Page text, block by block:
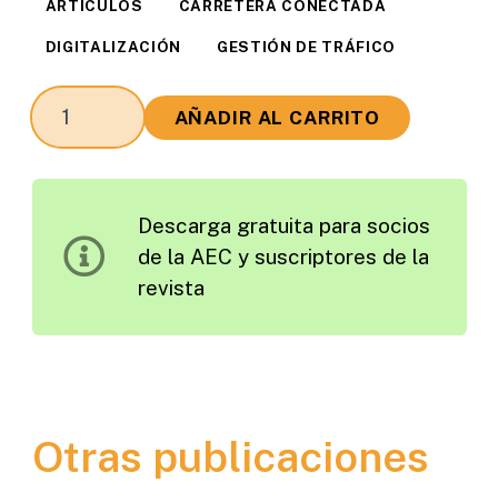
ARTÍCULOS CARRETERA CONECTADA
DIGITALIZACIÓN GESTIÓN DE TRÁFICO
Redes
de
Cables
AÑADIR AL CARRITO
Descarga gratuita para socios
de la AEC y suscriptores de la
revista
Otras publicaciones